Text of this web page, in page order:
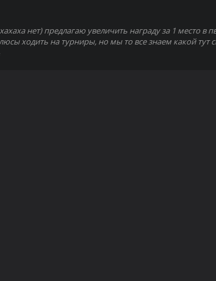
нет) предлагаю увеличить награду за 1 место в
ходить на турниры, но мы то все знаем какой тут